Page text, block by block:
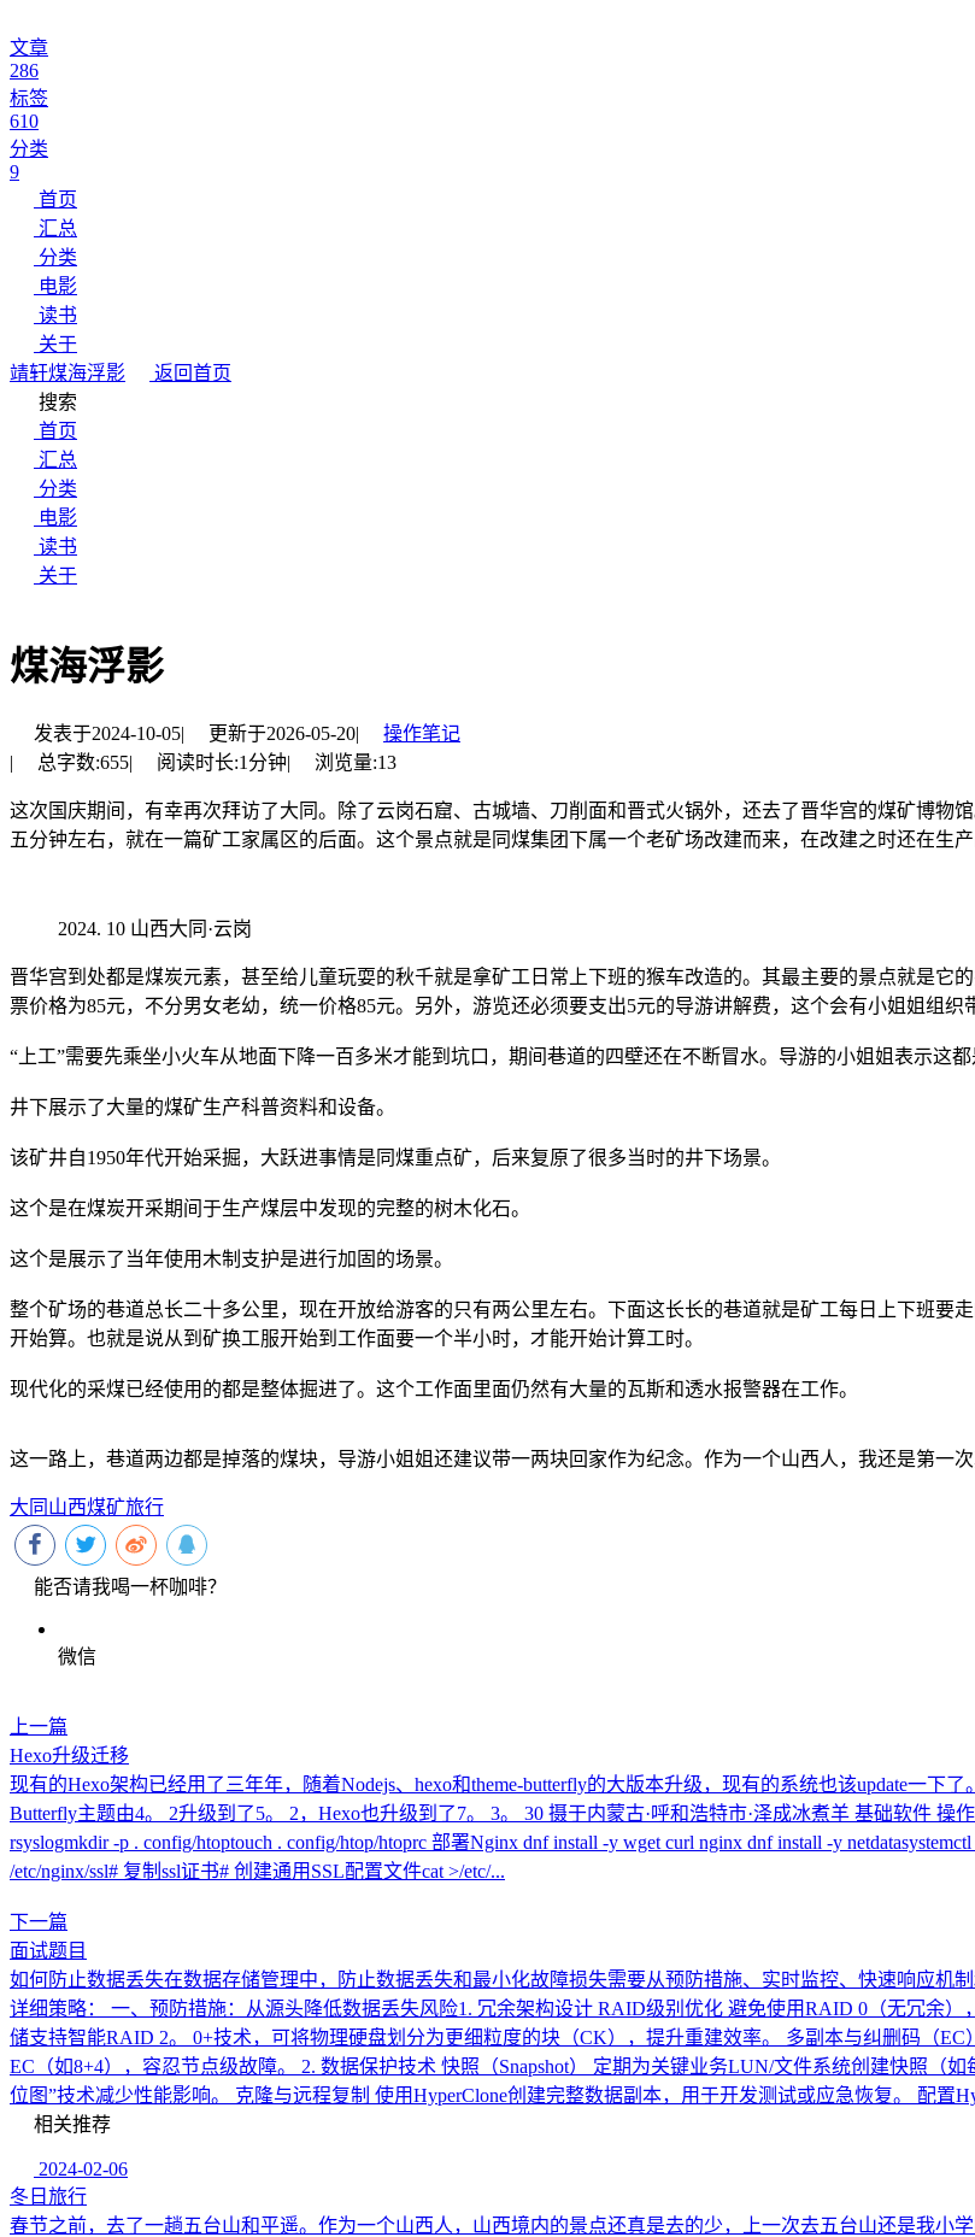
文章
286
标签
610
分类
9
首页
汇总
分类
电影
读书
关于
靖轩煤海浮影
返回首页
搜索
首页
汇总
分类
电影
读书
关于
煤海浮影
发表于2024-10-05| 更新于2026-05-20|
操作笔记
|
总字数:655| 阅读时长:1分钟| 浏览量:13
这次国庆期间，有幸再次拜访了大同。除了云岗石窟、古城墙、刀削面和晋式火锅外，还去了晋华宫的煤矿博物
五分钟左右，就在一篇矿工家属区的后面。这个景点就是同煤集团下属一个老矿场改建而来，在改建之时还在生产
10 山西大同·云岗
晋华宫到处都是煤炭元素，甚至给儿童玩耍的秋千就是拿矿工日常上下班的猴车改造的。其最主要的景点就是它
票价格为85元，不分男女老幼，统一价格85元。另外，游览还必须要支出5元的导游讲解费，这个会有小姐姐组织
“上工”需要先乘坐小火车从地面下降一百多米才能到坑口，期间巷道的四壁还在不断冒水。导游的小姐姐表示这
井下展示了大量的煤矿生产科普资料和设备。
该矿井自1950年代开始采掘，大跃进事情是同煤重点矿，后来复原了很多当时的井下场景。
这个是在煤炭开采期间于生产煤层中发现的完整的树木化石。
这个是展示了当年使用木制支护是进行加固的场景。
整个矿场的巷道总长二十多公里，现在开放给游客的只有两公里左右。下面这长长的巷道就是矿工每日上下班要
开始算。也就是说从到矿换工服开始到工作面要一个半小时，才能开始计算工时。
现代化的采煤已经使用的都是整体掘进了。这个工作面里面仍然有大量的瓦斯和透水报警器在工作。
这一路上，巷道两边都是掉落的煤块，导游小姐姐还建议带一两块回家作为纪念。作为一个山西人，我还是第一
大同 山西煤矿旅行
能否请我喝一杯咖啡？
微信
上一篇
Hexo升级迁移
现有的Hexo架构已经用了三年年，随着Nodejs、hexo和theme-butterfly的大版本升级，现有的系统也该update一下
Butterfly主题由4。 2升级到了5。 2，Hexo也升级到了7。 3。 30 摄于内蒙古·呼和浩特市·泽成冰煮羊 基础软件 操作
rsyslogmkdir -p . config/htoptouch . config/htop/htoprc 部署Nginx dnf install -y wget curl nginx dnf install -y
/etc/nginx/ssl# 复制ssl证书# 创建通用SSL配置文件cat >/etc/...
下一篇
面试题目
如何防止数据丢失在数据存储管理中，防止数据丢失和最小化故障损失需要从预防措施、实时监控、快速响应机
详细策略： 一、预防措施：从源头降低数据丢失风险1. 冗余架构设计 RAID级别优化 避免使用RAID 0（无冗余
储支持智能RAID 2。 0+技术，可将物理硬盘划分为更细粒度的块（CK），提升重建效率。 多副本与纠删码（EC
EC（如8+4），容忍节点级故障。 2. 数据保护技术 快照（Snapshot） 定期为关键业务LUN/文件系统创建快照（
位图”技术减少性能影响。 克隆与远程复制 使用HyperClone创建完整数据副本，用于开发测试或应急恢复。 配置
相关推荐
2024-02-06
冬日旅行
春节之前，去了一趟五台山和平遥。作为一个山西人，山西境内的景点还真是去的少，上一次去五台山还是我小